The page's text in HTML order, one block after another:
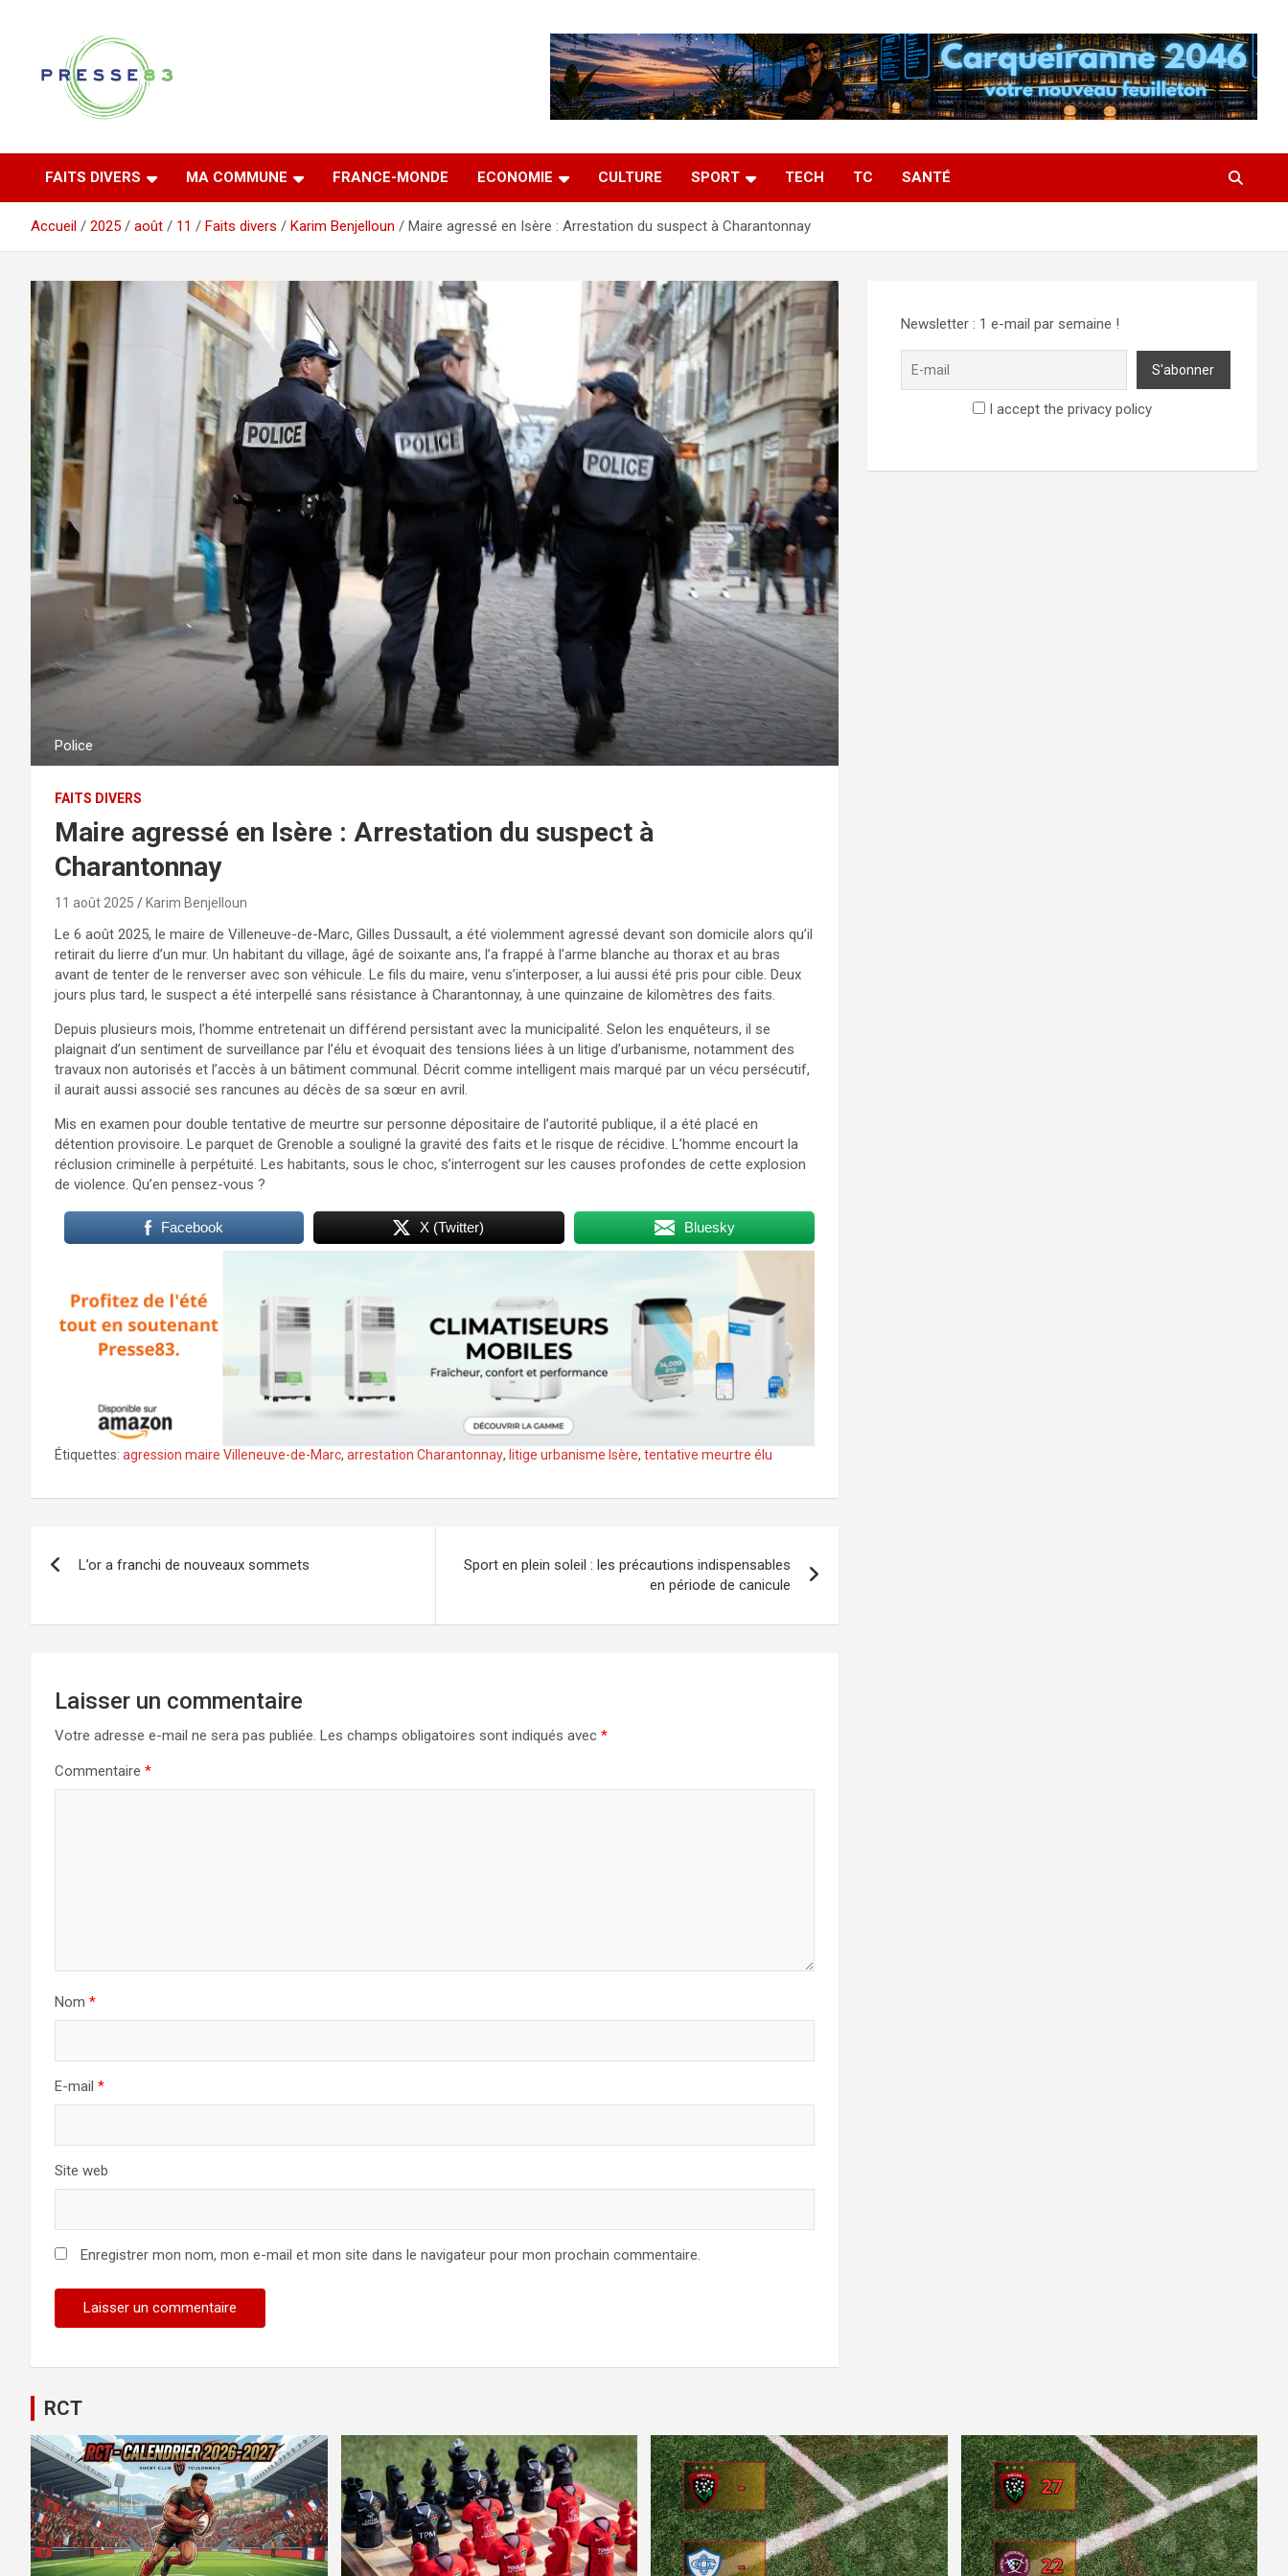
Presse 83
FAITS DIVERS MA COMMUNE FRANCE-MONDE ECONOMIE CULTURE SPORT TECH TC SANTÉ
Accueil 2025 août 11 Faits divers Karim Benjelloun Maire agressé en Isère : Arrestation du suspect à Charantonnay
Police
FAITS DIVERS
Maire agressé en Isère : Arrestation du suspect à
Charantonnay
11 août 2025 Karim Benjelloun
Le 6 août 2025, le maire de Villeneuve-de-Marc, Gilles Dussault, a été violemment agressé devant son domicile alors qu’il
retirait du lierre d’un mur. Un habitant du village, âgé de soixante ans, l’a frappé à l’arme blanche au thorax et au bras
avant de tenter de le renverser avec son véhicule. Le fils du maire, venu s’interposer, a lui aussi été pris pour cible. Deux
jours plus tard, le suspect a été interpellé sans résistance à Charantonnay, à une quinzaine de kilomètres des faits.
Depuis plusieurs mois, l’homme entretenait un différend persistant avec la municipalité. Selon les enquêteurs, il se
plaignait d’un sentiment de surveillance par l’élu et évoquait des tensions liées à un litige d’urbanisme, notamment des
travaux non autorisés et l’accès à un bâtiment communal. Décrit comme intelligent mais marqué par un vécu persécutif,
il aurait aussi associé ses rancunes au décès de sa sœur en avril.
Mis en examen pour double tentative de meurtre sur personne dépositaire de l’autorité publique, il a été placé en
détention provisoire. Le parquet de Grenoble a souligné la gravité des faits et le risque de récidive. L’homme encourt la
réclusion criminelle à perpétuité. Les habitants, sous le choc, s’interrogent sur les causes profondes de cette explosion
de violence. Qu’en pensez-vous ?
Facebook X (Twitter) Bluesky
Étiquettes: agression maire Villeneuve-de-Marc, arrestation Charantonnay, litige urbanisme Isère, tentative meurtre élu
de
l’article
L’or a franchi de nouveaux sommets
Sport en plein soleil : les précautions indispensables
en période de canicule
Laisser un commentaire
Votre adresse e-mail ne sera pas publiée. Les champs obligatoires sont indiqués avec *
Commentaire *
Nom *
E-mail *
Site web
Enregistrer mon nom, mon e-mail et mon site dans le navigateur pour mon prochain commentaire.
Newsletter : 1 e-mail par semaine !
I accept the privacy policy
RCT